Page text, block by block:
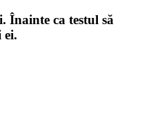
Înainte ca testul să
ei.